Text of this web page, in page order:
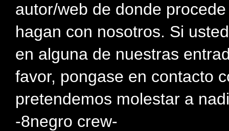
autor/web de donde
hagan con nosotros. Si
en alguna de nuestras
favor, pongase en contacto
pretendemos molestar a
-8negro crew-